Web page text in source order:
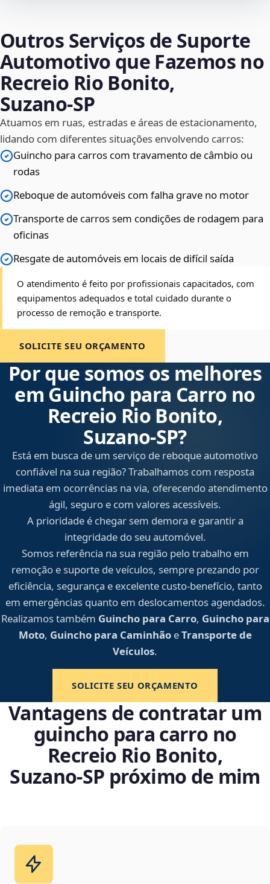
Outros Serviços de Suporte
Automotivo que Fazemos no
Recreio Rio Bonito,
Suzano‑SP
Atuamos em ruas, estradas e áreas de estacionamento,
lidando com diferentes situações envolvendo carros:
Guincho para carros com travamento de câmbio ou
rodas
Reboque de automóveis com falha grave no motor
Transporte de carros sem condições de rodagem para
oficinas
Resgate de automóveis em locais de difícil saída
O atendimento é feito por profissionais capacitados, com
equipamentos adequados e total cuidado durante o
processo de remoção e transporte.
SOLICITE SEU ORÇAMENTO
Por que somos os melhores
em Guincho para Carro no
Recreio Rio Bonito,
Suzano‑SP?
Está em busca de um serviço de reboque automotivo
confiável na sua região? Trabalhamos com resposta
imediata em ocorrências na via, oferecendo atendimento
ágil, seguro e com valores acessíveis.
A prioridade é chegar sem demora e garantir a
integridade do seu automóvel.
Somos referência na sua região pelo trabalho em
remoção e suporte de veículos, sempre prezando por
eficiência, segurança e excelente custo-benefício, tanto
em emergências quanto em deslocamentos agendados.
Realizamos também Guincho para Carro, Guincho para
Moto, Guincho para CaminhãoeTransporte de
Veículos.
SOLICITE SEU ORÇAMENTO
Vantagens de contratar um
guincho para carro no
Recreio Rio Bonito,
Suzano‑SP próximo de mim